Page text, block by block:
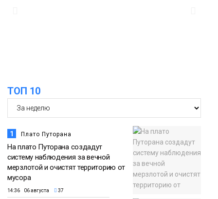
ТОП 10
1 Плато Путорана
На плато Путорана создадут
систему наблюдения за вечной
мерзлотой и очистят территорию от
мусора
14:36 06 августа 37